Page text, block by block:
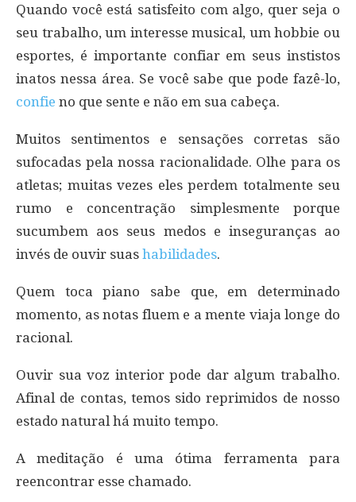
Quando você está satisfeito com algo, quer seja o
seu trabalho, um interesse musical, um hobbie ou
esportes, é importante confiar em seus instistos
inatos nessa área. Se você sabe que pode fazê-lo,
confie no que sente e não em sua cabeça.
Muitos sentimentos e sensações corretas são
sufocadas pela nossa racionalidade. Olhe para os
atletas; muitas vezes eles perdem totalmente seu
rumo e concentração simplesmente porque
sucumbem aos seus medos e inseguranças ao
invés de ouvir suas habilidades.
Quem toca piano sabe que, em determinado
momento, as notas fluem e a mente viaja longe do
racional.
Ouvir sua voz interior pode dar algum trabalho.
Afinal de contas, temos sido reprimidos de nosso
estado natural há muito tempo.
A meditação é uma ótima ferramenta para
reencontrar esse chamado.